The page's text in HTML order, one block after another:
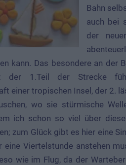
Bahn
auch bei
der
kann. Das besondere an der
der 1.Teil der Strecke
einer tropischen Insel, der 2.
wo sie stürmische
ich schon so viel über
zum Glück gibt es hier eine
eine Viertelstunde anstehen
wie im Flug, da der